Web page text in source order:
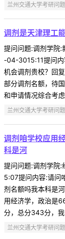
兰州交通大学考研问题
调剂是天津理工
提问问题:调剂学院
-04-3015:11提问
机会调剂贵校？回
部分调剂名额，待
和申请情况综合考
兰州交通大学考研问题
调剂咱学校应用
科是河
提问问题:调剂学院
5:07提问内容:请问
剂名额吗我本科是
用经济学，政治是
分，总分343分，
兰州交通大学考研问题